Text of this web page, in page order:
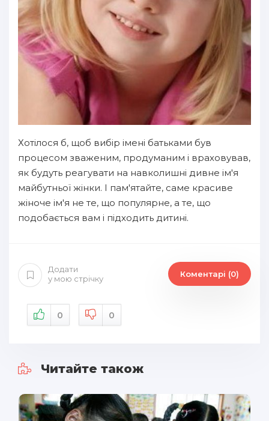
Хотілося б, щоб вибір імені батьками був
процесом зваженим, продуманим і враховував,
як будуть реагувати на навколишні дивне ім'я
майбутньої жінки. І пам'ятайте, саме красиве
жіноче ім'я не те, що популярне, а те, що
подобається вам і підходить дитині.
Додати
у мою стрічку
Коментарі (0)
0 0
Читайте також